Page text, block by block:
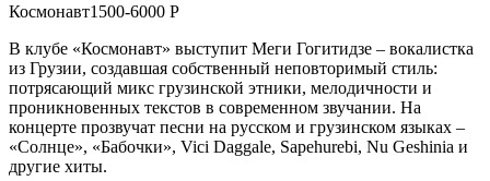
Космонавт1500-6000 Р
В клубе «Космонавт» выступит Меги Гогитидзе – вокалистка
из Грузии, создавшая собственный неповторимый стиль:
потрясающий микс грузинской этники, мелодичности и
проникновенных текстов в современном звучании. На
концерте прозвучат песни на русском и грузинском языках –
«Солнце», «Бабочки», Vici Daggale, Sapehurebi, Nu Geshinia и
другие хиты.